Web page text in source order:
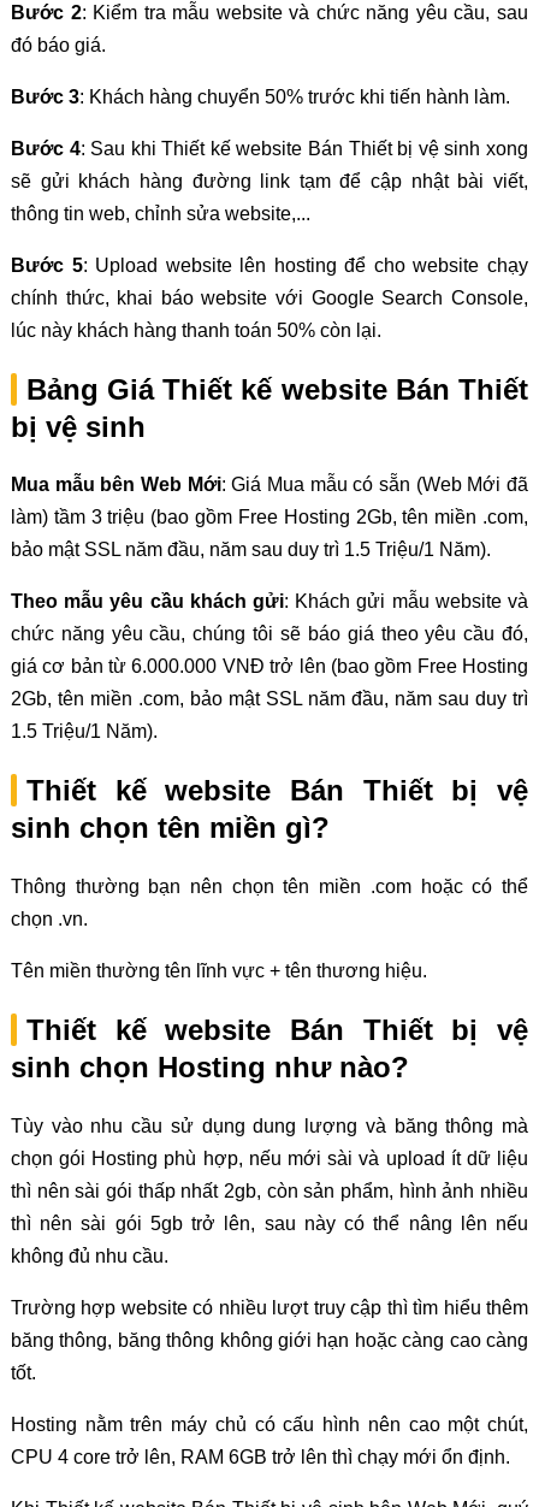
Bước 2: Kiểm tra mẫu website và chức năng yêu cầu, sau
đó báo giá.
Bước 3: Khách hàng chuyển 50% trước khi tiến hành làm.
Bước 4: Sau khi Thiết kế website Bán Thiết bị vệ sinh xong
sẽ gửi khách hàng đường link tạm để cập nhật bài viết,
thông tin web, chỉnh sửa website,...
Bước 5: Upload website lên hosting để cho website chạy
chính thức, khai báo website với Google Search Console,
lúc này khách hàng thanh toán 50% còn lại.
Bảng Giá Thiết kế website Bán Thiết
bị vệ sinh
Mua mẫu bên Web Mới: Giá Mua mẫu có sẵn (Web Mới đã
làm) tầm 3 triệu (bao gồm Free Hosting 2Gb, tên miền .com,
bảo mật SSL năm đầu, năm sau duy trì 1.5 Triệu/1 Năm).
Theo mẫu yêu cầu khách gửi: Khách gửi mẫu website và
chức năng yêu cầu, chúng tôi sẽ báo giá theo yêu cầu đó,
giá cơ bản từ 6.000.000 VNĐ trở lên (bao gồm Free Hosting
2Gb, tên miền .com, bảo mật SSL năm đầu, năm sau duy trì
1.5 Triệu/1 Năm).
Thiết kế website Bán Thiết bị vệ
sinh chọn tên miền gì?
Thông thường bạn nên chọn tên miền .com hoặc có thể
chọn .vn.
Tên miền thường tên lĩnh vực + tên thương hiệu.
Thiết kế website Bán Thiết bị vệ
sinh chọn Hosting như nào?
Tùy vào nhu cầu sử dụng dung lượng và băng thông mà
chọn gói Hosting phù hợp, nếu mới sài và upload ít dữ liệu
thì nên sài gói thấp nhất 2gb, còn sản phẩm, hình ảnh nhiều
thì nên sài gói 5gb trở lên, sau này có thể nâng lên nếu
không đủ nhu cầu.
Trường hợp website có nhiều lượt truy cập thì tìm hiểu thêm
băng thông, băng thông không giới hạn hoặc càng cao càng
tốt.
Hosting nằm trên máy chủ có cấu hình nên cao một chút,
CPU 4 core trở lên, RAM 6GB trở lên thì chạy mới ổn định.